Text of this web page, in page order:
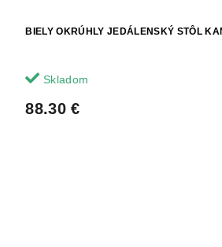
BIELY OKRÚHLY JEDÁLENSKÝ STÔL
Skladom
88.30 €